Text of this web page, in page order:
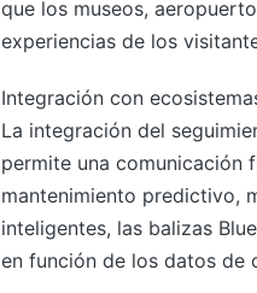
que los museos,
experiencias de los
Integración con
La integración del
permite una comunicación
mantenimiento predictivo,
inteligentes, las balizas
en función de los datos de